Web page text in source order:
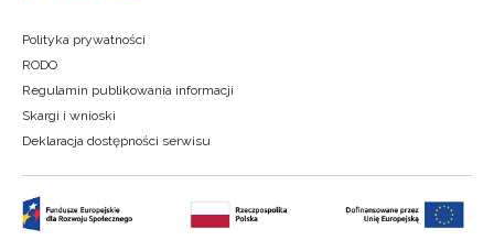
Polityka prywatności
RODO
Regulamin publikowania informacji
Skargi i wnioski
Deklaracja dostępności serwisu